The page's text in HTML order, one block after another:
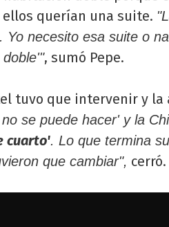
querían una suite.
Yo necesito esa suite o
, sumó Pepe.
tuvo que intervenir y la
se puede hacer' y la
cuarto'. Lo que termina
que cambiar", cerró.